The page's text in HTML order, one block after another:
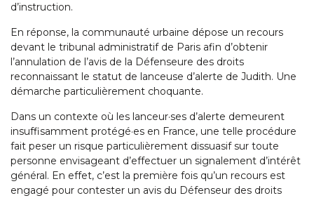
d’instruction.
En réponse, la communauté urbaine dépose un recours
devant le tribunal administratif de Paris afin d’obtenir
l’annulation de l’avis de la Défenseure des droits
reconnaissant le statut de lanceuse d’alerte de Judith. Une
démarche particulièrement choquante.
Dans un contexte où les lanceur·ses d’alerte demeurent
insuffisamment protégé·es en France, une telle procédure
fait peser un risque particulièrement dissuasif sur toute
personne envisageant d’effectuer un signalement d’intérêt
général. En effet, c’est la première fois qu’un recours est
engagé pour contester un avis du Défenseur des droits